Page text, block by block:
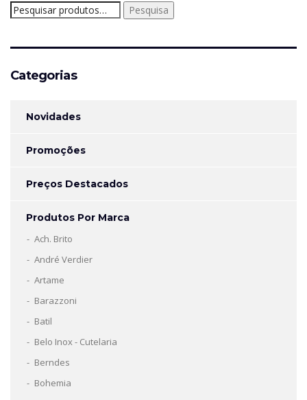
Pesquisar
por:
Pesquisa
Categorias
Novidades
Promoções
Preços Destacados
Produtos Por Marca
Ach. Brito
André Verdier
Artame
Barazzoni
Batil
Belo Inox - Cutelaria
Berndes
Bohemia